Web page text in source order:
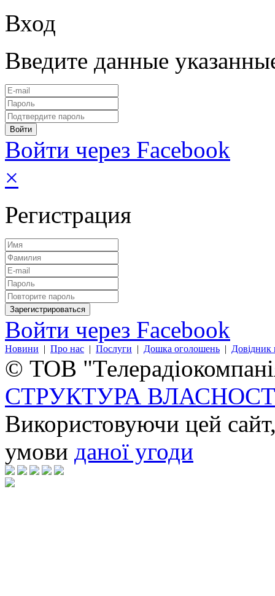
Вход
Введите данные
Войти через Facebook
×
Регистрация
Войти через Facebook
Новини | Про нас | Послуги | Дошка оголошень | Довідник
© ТОВ
СТРУКТУРА
Використовуючи цей
умови даної угоди